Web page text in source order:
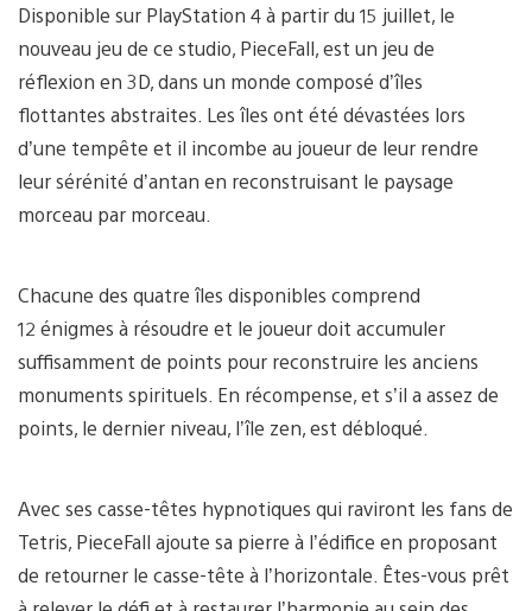
Disponible sur PlayStation 4 à partir du 15 juillet, le
nouveau jeu de ce studio, PieceFall, est un jeu de
réflexion en 3D, dans un monde composé d’îles
flottantes abstraites. Les îles ont été dévastées lors
d’une tempête et il incombe au joueur de leur rendre
leur sérénité d’antan en reconstruisant le paysage
morceau par morceau.
Chacune des quatre îles disponibles comprend
12 énigmes à résoudre et le joueur doit accumuler
suffisamment de points pour reconstruire les anciens
monuments spirituels. En récompense, et s’il a assez de
points, le dernier niveau, l’île zen, est débloqué.
Avec ses casse-têtes hypnotiques qui raviront les fans de
Tetris, PieceFall ajoute sa pierre à l’édifice en proposant
de retourner le casse-tête à l’horizontale. Êtes-vous prêt